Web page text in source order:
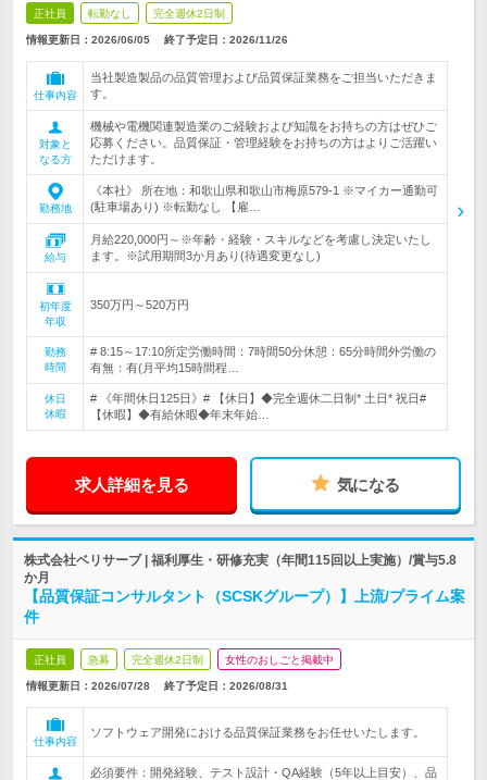
正社員 転勤なし 完全週休2日制
情報更新日：2026/06/05 終了予定日： 2026/11/26
仕事内容
当社製造製品の品質管理および品質保証業務をご担当いただきま
す。
対象と
なる方
機械や電機関連製造業のご経験および知識をお持ちの方はぜひご
応募ください。品質保証・管理経験をお持ちの方はよりご活躍い
ただけます。
勤務地
《本社》 所在地：和歌山県和歌山市梅原579-1 ※マイカー通勤可
(駐車場あり) ※転勤なし 【雇…
給与
月給220,000円～※年齢・経験・スキルなどを考慮し決定いたし
ます。※試用期間3か月あり(待遇変更なし)
初年度
年収
350万円～520万円
勤務
時間
# 8:15～17:10所定労働時間：7時間50分休憩：65分時間外労働の
有無：有(月平均15時間程…
休日
休暇
# 《年間休日125日》# 【休日】◆完全週休二日制* 土日* 祝日#
【休暇】◆有給休暇◆年末年始…
求人詳細を見る 気になる
株式会社ベリサーブ | 福利厚生・研修充実（年間115回以上実施）/賞与5.8
か月
【品質保証コンサルタント（SCSKグループ）】上流/プライム案
件
正社員 急募 完全週休2日制 女性のおしごと掲載中
情報更新日：2026/07/28 終了予定日： 2026/08/31
仕事内容
ソフトウェア開発における品質保証業務をお任せいたします。
必須要件：開発経験、テスト設計・QA経験（5年以上目安）、品